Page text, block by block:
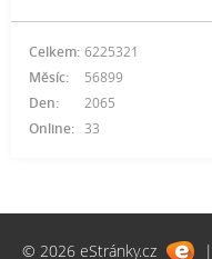
Online: 33
Celkem: 6225321
Měsíc:
56899
Den:
2065
© 2026 eStránky.cz |